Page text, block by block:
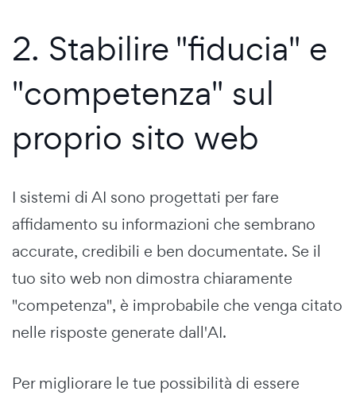
2. Stabilire "fiducia" e
"competenza" sul
proprio sito web
I sistemi di AI sono progettati per fare
affidamento su informazioni che sembrano
accurate, credibili e ben documentate. Se il
tuo sito web non dimostra chiaramente
"competenza", è improbabile che venga citato
nelle risposte generate dall'AI.
Per migliorare le tue possibilità di essere